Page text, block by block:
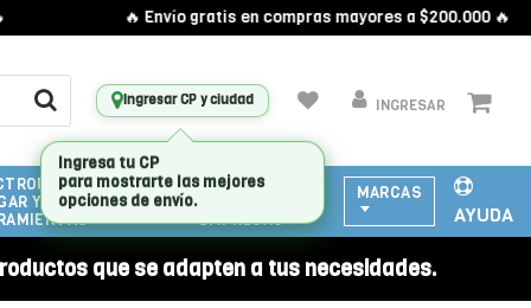
🔥 Envío gratis en compras mayores a $200.000 🔥
Ingresar CP y ciudad INGRESAR
Y
ATENCIÓN
EMPRESAS
MARCAS
AYUDA
que se adapten a tus necesidades.